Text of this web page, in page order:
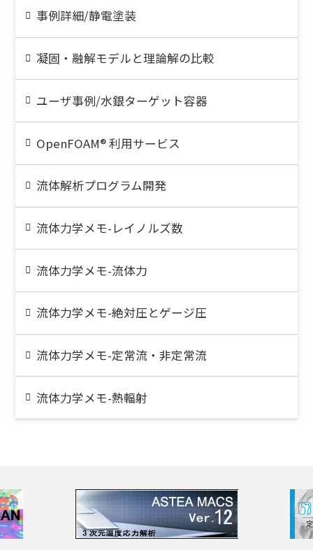
事例詳細/静電塗装
凝固・融解モデルと理論解の比較
ユーザ事例/水銀ターゲット容器
OpenFOAM® 利用サービス
流体解析プログラム開発
流体力学メモ-レイノルズ数
流体力学メモ-流体力
流体力学メモ-絶対圧とゲージ圧
流体力学メモ-定常流・非定常流
流体力学メモ-熱輻射